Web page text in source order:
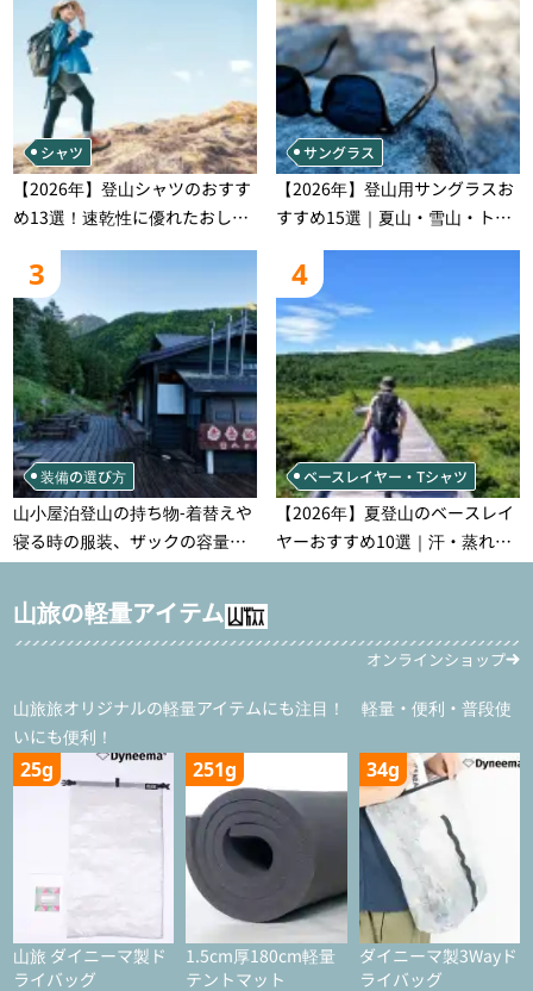
シャツ
【2026年】登山シャツのおすす
め13選！速乾性に優れたおしゃ
れなモデルを徹底紹介！
サングラス
【2026年】登山用サングラスお
すすめ15選｜夏山・雪山・トレ
ラン別、シーンで選ぶ失敗しな
い一本
3
装備の選び方
山小屋泊登山の持ち物‐着替えや
寝る時の服装、ザックの容量な
どを徹底紹介！1泊2日、2泊3日
用のリスト付き
4
ベースレイヤー・Tシャツ
【2026年】夏登山のベースレイ
ヤーおすすめ10選｜汗・蒸れ・
汗冷え対策に効く選び方
山旅の軽量アイテム
オンラインショップ
山旅旅オリジナルの軽量アイテムにも注目！ 軽量・便利・普段使
いにも便利！
25g
山旅 ダイニーマ製ド
ライバッグ
251g
1.5cm厚180cm軽量
テントマット
34g
ダイニーマ製3Wayド
ライバッグ